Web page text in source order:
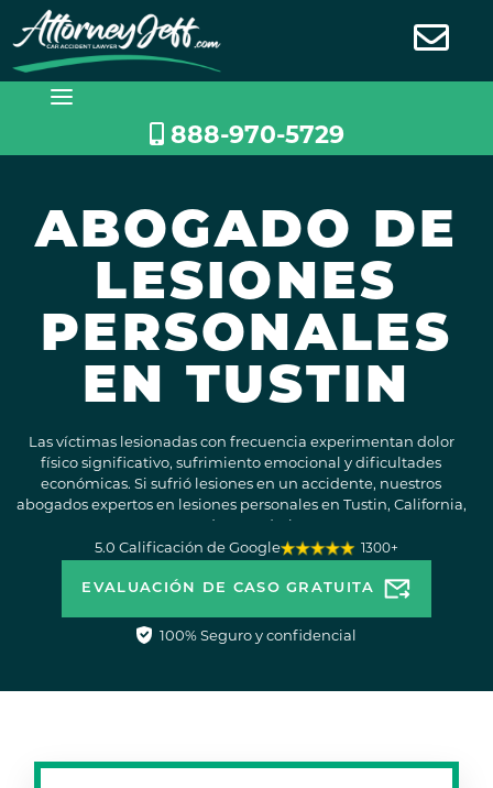
Saltar
contenido
888-970-5729
ABOGADO DE
LESIONES
PERSONALES
EN TUSTIN
Las víctimas lesionadas con frecuencia experimentan dolor
físico significativo, sufrimiento emocional y dificultades
económicas. Si sufrió lesiones en un accidente, nuestros
abogados expertos en lesiones personales en Tustin, California,
EVALUACIÓN DE CASO GRATUITA
100% Seguro y confidencial
1300+
5.0 Calificación de Google